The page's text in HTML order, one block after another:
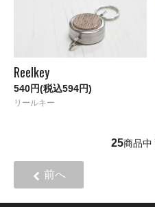
Reelkey
540円(税込594円)
リールキー
25商品中
前へ